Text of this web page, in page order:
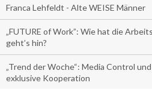
Franca Lehfeldt - Alte WEISE Männer
„FUTURE of Work”: Wie hat die
geht’s hin?
„Trend der Woche“: Media Control
exklusive Kooperation